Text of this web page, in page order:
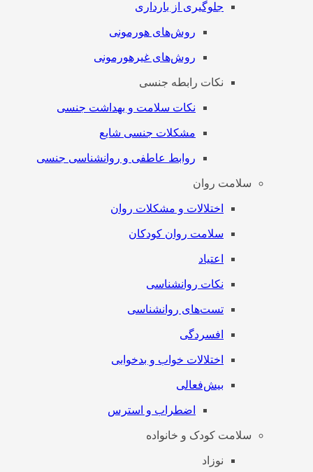
جلوگیری از بارداری
روش‌های هورمونی
روش‌های غیرهورمونی
نکات رابطه جنسی
نکات سلامت و بهداشت جنسی
مشکلات جنسی شایع
روابط عاطفی و روانشناسی جنسی
سلامت روان
اختلالات و مشکلات روان
سلامت روان کودکان
اعتیاد
نکات روانشناسی
تست‌های روانشناسی
افسردگی
اختلالات خواب و بدخوابی
بیش‌فعالی
اضطراب و استرس
سلامت کودک و خانواده
نوزاد